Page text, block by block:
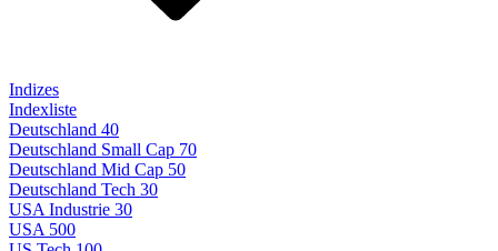
Indizes
Indexliste
Deutschland 40
Deutschland Small Cap 70
Deutschland Mid Cap 50
Deutschland Tech 30
USA Industrie 30
USA 500